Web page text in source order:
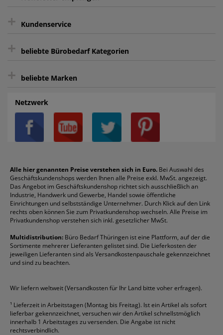
Kauf auf Rechnung³
intelligentes Kundenkonto
Sie können sich zu jeder Zeit abmelden.
+ Kundenservice
Kontakt
FAQ
AGB
Datenschutz
Privatsphäre-Einstellungen
Über uns
Reklamation / Retouren
Vertrag widerrufen (Privatkunden)
Rabatte & Aktionen
+ beliebte Bürobedarf Kategorien
Aktenvernichter
Batterien
Bleistifte
Blöcke
Boardmarker
Briefumschläge
Druckerpatronen
Etiketten
Fineliner
Folienschreiber
Formulare
Gelschreiber
Geschäftsbücher
Heftstreifen
Kaffee
Klebeband
Klemmmappen
Kopierpapier
Korrekturmittel
Kugelschreiber
Mappen
Ordner
Packband
Permanentmarker
Radiergummis
Schnellhefter
Sichthüllen
Taschenrechner
Textmarker
Tintenroller
Tintenpatronen
Toilettenpapier
Toner
Versandmaterial
Versandtaschen
+ beliebte Marken
Alco
Avery/Zweckform
Canon
Durable
DYMO
Edding
Esselte
Faber-Castell
Fellowes
Franken
Fripa
HP
Leitz
Läufer
Melitta
Pentel
Pelikan
Pilot
Pritt
Schneider
Stabilo
Staedtler
alle Marken anzeigen
Netzwerk
Alle hier genannten Preise verstehen sich in Euro. Bei Auswahl des
Geschäftskundenshops werden Ihnen alle Preise exkl. MwSt. angezeigt.
Das Angebot im Geschäftskundenshop richtet sich ausschließlich an
Industrie, Handwerk und Gewerbe, Handel sowie öffentliche
Einrichtungen und selbstständige Unternehmer. Durch Klick auf den Link
rechts oben können Sie zum Privatkundenshop wechseln. Alle Preise im
Privatkundenshop verstehen sich inkl. gesetzlicher MwSt.
Multidistribution: Büro Bedarf Thüringen ist eine Plattform, auf der die
Sortimente mehrerer Lieferanten gelistet sind. Die Lieferkosten der
jeweiligen Lieferanten sind als Versandkostenpauschale gekennzeichnet
und sind zu beachten.
Wir liefern weltweit (Versandkosten für Ihr Land bitte voher erfragen).
¹ Lieferzeit in Arbeitstagen (Montag bis Freitag). Ist ein Artikel als sofort
lieferbar gekennzeichnet, versuchen wir den Artikel schnellstmöglich
innerhalb 1 Arbeitstages zu versenden. Die Angabe ist nicht
rechtsverbindlich.